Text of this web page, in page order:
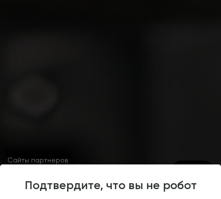
Подтвердите, что вы не робот
Сайты партнеров